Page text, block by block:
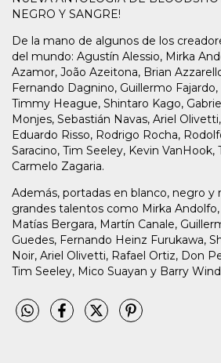
NEGRO Y SANGRE!
De la mano de algunos de los
del mundo: Agustín Alessio, Mirka
Azamor, João Azeitona, Brian
Fernando Dagnino, Guillermo
Timmy Heague, Shintaro Kago,
Monjes, Sebastián Navas, Ariel
Eduardo Risso, Rodrigo Rocha,
Saracino, Tim Seeley, Kevin
Carmelo Zagaria.
Además, portadas en blanco, negro y
grandes talentos como Mirka
Matías Bergara, Martín Canale,
Guedes, Fernando Heinz Furukawa,
Noir, Ariel Olivetti, Rafael Ortiz, Don
Tim Seeley, Mico Suayan y Barry